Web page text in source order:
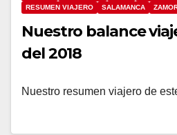
RESUMEN VIAJERO
SALAMANCA
Nuestro balance
del 2018
Nuestro resumen viajero de